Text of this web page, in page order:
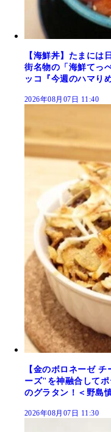
【海鮮丼】たまには
街名物の「海鮮てっ
ッコ『今週のハマり
2026年08月07日 11:40
【金のボロネーゼ
ーズ"を神融合して
のグラタン！＜野島
2026年08月07日 11:30